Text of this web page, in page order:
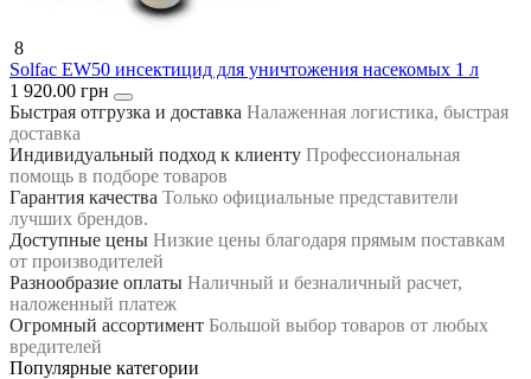
8
Solfac EW50 инсектицид для уничтожения насекомых 1 л
1 920.00 грн
Быстрая отгрузка и доставка Налаженная логистика, быстрая
доставка
Индивидуальный подход к клиенту Профессиональная
помощь в подборе товаров
Гарантия качества Только официальные представители
лучших брендов.
Доступные цены Низкие цены благодаря прямым поставкам
от производителей
Разнообразие оплаты Наличный и безналичный расчет,
наложенный платеж
Огромный ассортимент Большой выбор товаров от любых
вредителей
Популярные категории